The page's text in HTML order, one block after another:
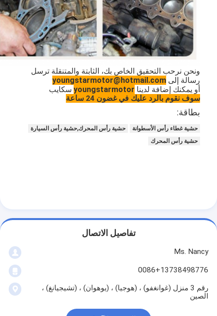
المنزل
فيديوهات
حولنا
جولة في المصنع
محرك أسطوانة قالب
ونحن نرحب التحقيق الخاص بك، الثابتة والمتنقلة ترسل
رسالة إلىyoungstarmotor@hotmail.com
أو يمكنك إضافة لدينا youngstarmotor سكايب
سوف نقوم بالرد عليك في غضون 24 ساعة
بطاقة:
حشية غطاء رأس الأسطوانة
حشية رأس المحرك,حشية رأس السيارة
حشية رأس المحرك
تفاصيل الاتصال
Ms. Nancy
0086+13738498776
رقم 3 منزل (غوانغفو) ، (هوجيا) ، (يوهوان) ، (تشيجيانغ) ،
الصين